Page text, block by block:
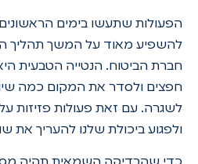
הפעולות שתעשו בימים
להשפיע מאוד על המשך תהליך
חברת הביטוח. הנטייה הטבעית
חפצים ולסדר את המקום כמה
לשגרה. עם זאת פעולות פזיזות
ולפגוע ביכולת שלנו להעריך את